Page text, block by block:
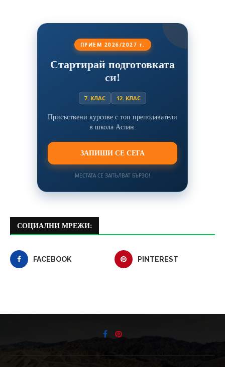
ПРИЕМ 2026/2027 г.
Стартирай подготовката
си!
7. КЛАС 12. КЛАС
Присъствени курсове с топ преподаватели
в школа Аслан.
ЗАПИШИ СЕ СЕГА
МЕСТАТА СЕ ЗАПЪЛВАТ БЪРЗО!
СОЦИАЛНИ МРЕЖИ:
FACEBOOK PINTEREST